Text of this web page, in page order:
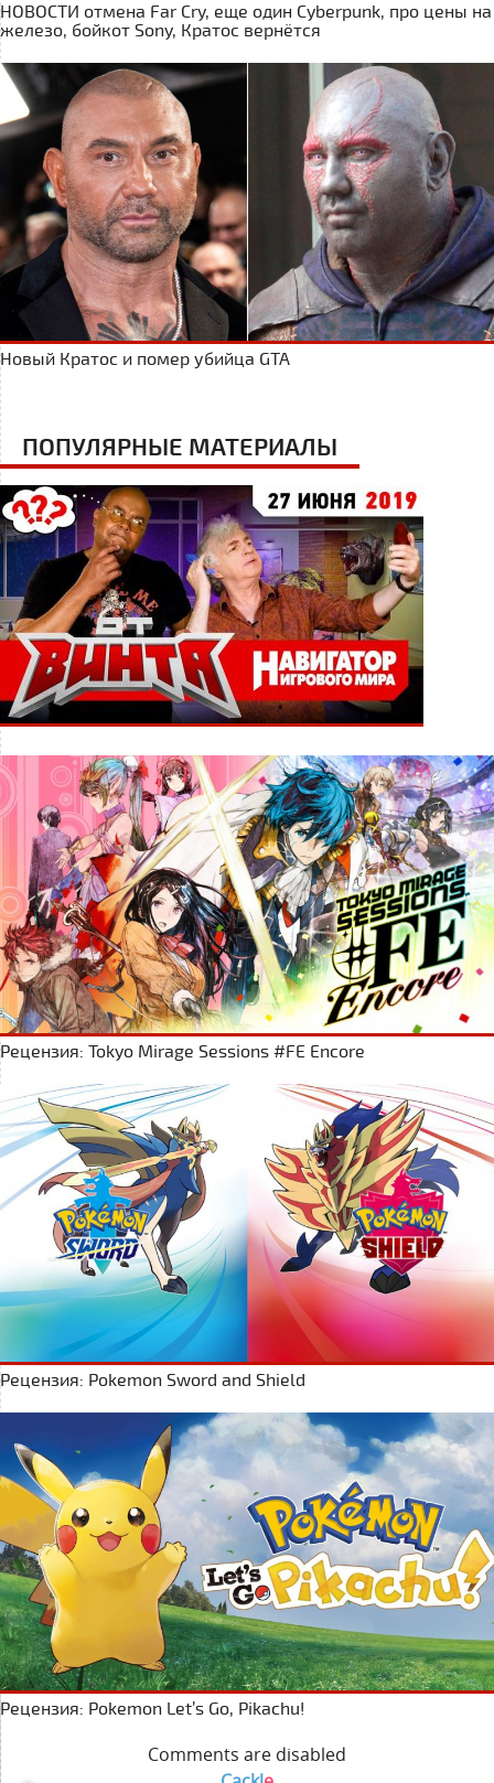
НОВОСТИ отмена Far Cry, еще один Cyberpunk, про цены на
железо, бойкот Sony, Кратос вернётся
Новый Кратос и помер убийца GTA
ПОПУЛЯРНЫЕ МАТЕРИАЛЫ
Рецензия: Tokyo Mirage Sessions #FE Encore
Рецензия: Pokemon Sword and Shield
Рецензия: Pokemon Let’s Go, Pikachu!
Comments are disabled